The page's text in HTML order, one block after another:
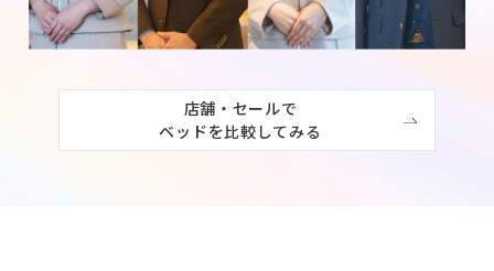
店舗・セールで
ベッドを比較してみる